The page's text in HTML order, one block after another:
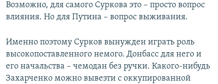
Возможно, для самого Суркова это – просто вопрос
влияния. Но для Путина – вопрос выживания.
Именно поэтому Сурков вынужден играть роль
высокопоставленного немого. Донбасс для него и
его начальства – чемодан без ручки. Какого-нибудь
Захарченко можно вывезти с оккупированной